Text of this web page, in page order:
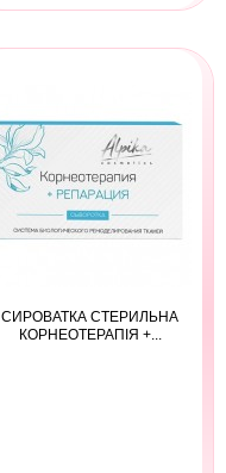
СИРОВАТКА СТЕРИЛЬНА
КОРНЕОТЕРАПІЯ +...